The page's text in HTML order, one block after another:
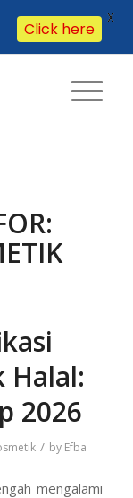
Halal:
2026
/ by Efba
mengalami
Click here
X